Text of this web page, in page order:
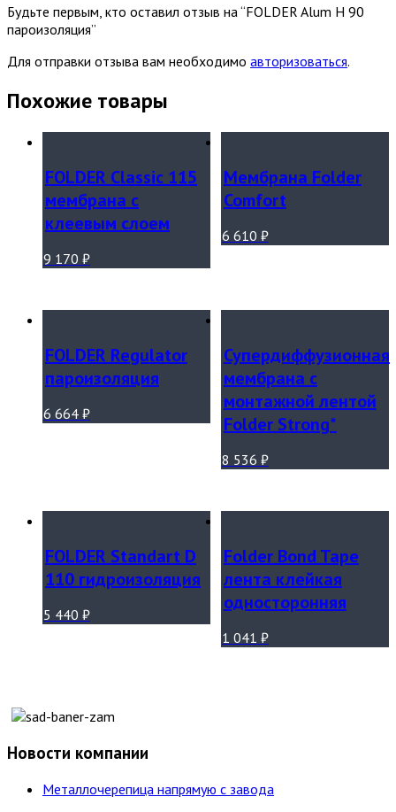
Будьте первым, кто оставил отзыв на “FOLDER Alum H 90
пароизоляция”
Для отправки отзыва вам необходимо авторизоваться.
Похожие товары
FOLDER Classic 115
мембрана с
клеевым слоем
9 170 ₽
Мембрана Folder
Comfort
6 610 ₽
FOLDER Regulator
пароизоляция
6 664 ₽
Супердиффузионная
мембрана с
монтажной лентой
Folder Strong*
8 536 ₽
FOLDER Standart D
110 гидроизоляция
5 440 ₽
Folder Bond Tape
лента клейкая
односторонняя
1 041 ₽
Новости компании
Металлочерепица напрямую с завода